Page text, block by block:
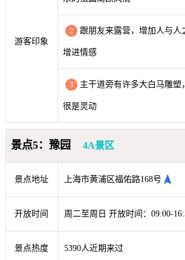
游客印象
2 跟朋友来露营，增加人与人
增进情感
3 主干道旁有许多大白马雕塑
很是灵动
景点5：豫园 4A景区
景点地址 上海市黄浦区福佑路168号
开放时间 周二至周日 开放时间：09:00-
景点热度 5390人近期来过